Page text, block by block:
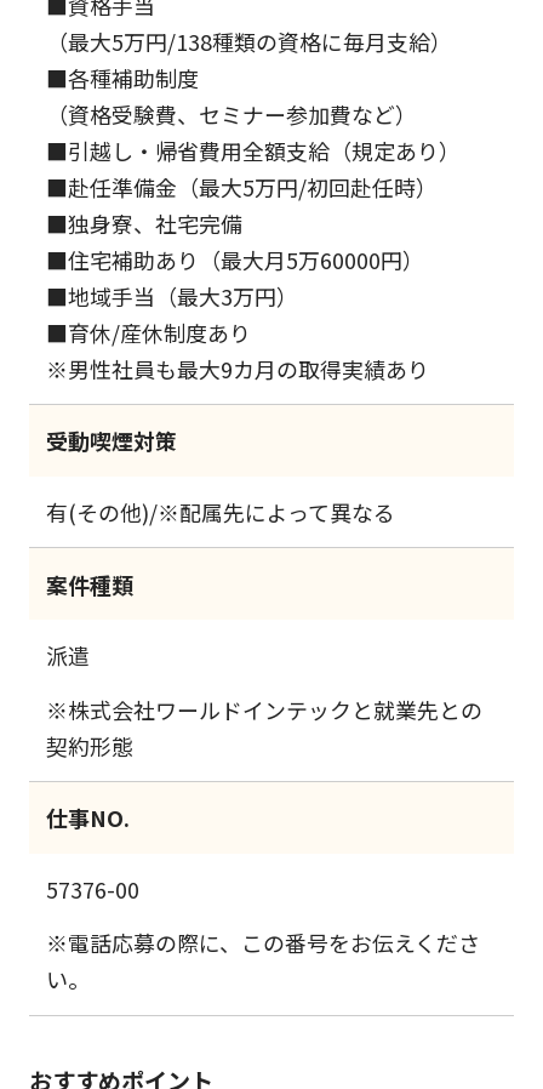
（最大5万円/138種類の資格に毎月支給）
■各種補助制度
（資格受験費、セミナー参加費など）
■引越し・帰省費用全額支給（規定あり）
■赴任準備金（最大5万円/初回赴任時）
■独身寮、社宅完備
■住宅補助あり（最大月5万60000円）
■地域手当（最大3万円）
■育休/産休制度あり
※男性社員も最大9カ月の取得実績あり
受動喫煙対策
有(その他)/※配属先によって異なる
案件種類
派遣
※株式会社ワールドインテックと就業先との
契約形態
仕事NO.
57376-00
※電話応募の際に、この番号をお伝えくださ
い。
おすすめポイント